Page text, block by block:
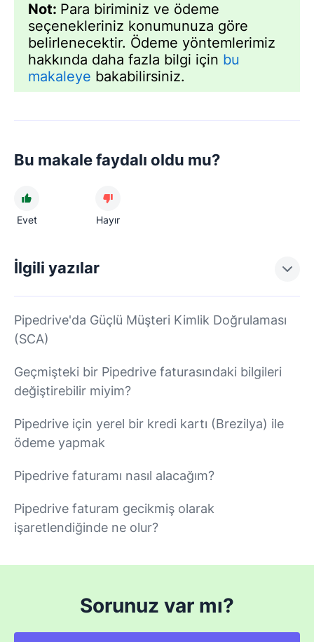
Not: Para biriminiz ve ödeme
seçenekleriniz konumunuza göre
belirlenecektir. Ödeme yöntemlerimiz
hakkında daha fazla bilgi için bu
makaleye bakabilirsiniz.
Bu makale faydalı oldu mu?
Evet Hayır
İlgili yazılar
Pipedrive'da Güçlü Müşteri Kimlik Doğrulaması
(SCA)
Geçmişteki bir Pipedrive faturasındaki bilgileri
değiştirebilir miyim?
Pipedrive için yerel bir kredi kartı (Brezilya) ile
ödeme yapmak
Pipedrive faturamı nasıl alacağım?
Pipedrive faturam gecikmiş olarak
işaretlendiğinde ne olur?
Sorunuz var mı?